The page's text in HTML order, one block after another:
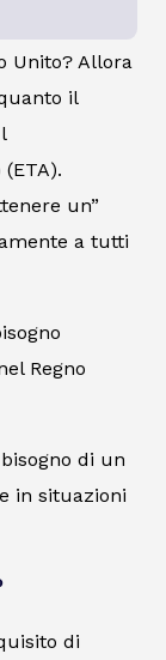
Unito? Allora
il
un”
a tutti
Regno
di un
in situazioni
di